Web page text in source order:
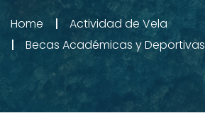
Home
Actividad de Vela
Becas Académicas y Deportivas